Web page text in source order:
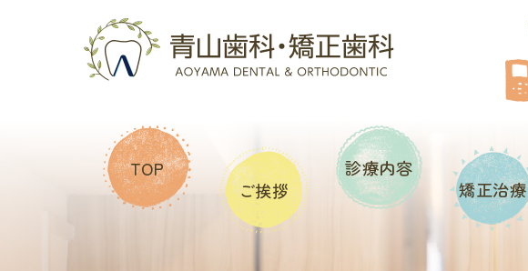
TOP
ご挨拶
診療内容
矯正治療